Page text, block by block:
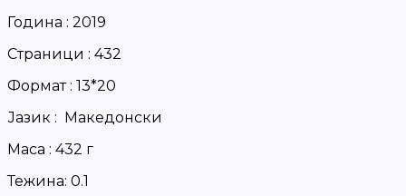
Година : 2019
Страници : 432
Формат : 13*20
Јазик : Македонски
Маса : 432 г
Тежина: 0.1